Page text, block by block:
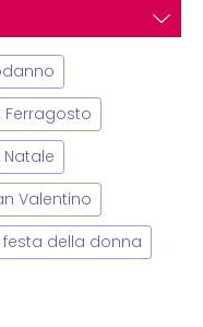
Ferragosto
Natale
Valentino
festa della donna